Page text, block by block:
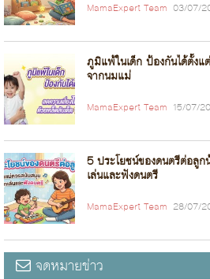
MamaExpert Team 03/07/
ภูมิแพ้ในเด็ก ป้องกันได้ตั้งแ
จากนมแม่
MamaExpert Team 15/07/
5 ประโยชน์ของดนตรีต่อลู
เล่นและฟังดนตรี
MamaExpert Team 28/07/
จดหมายข่าว